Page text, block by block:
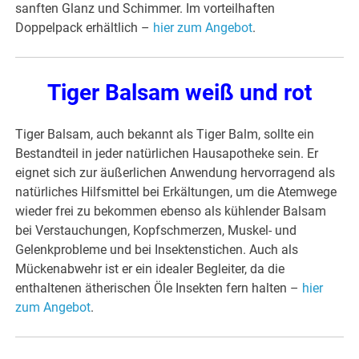
sanften Glanz und Schimmer. Im vorteilhaften
Doppelpack erhältlich – hier zum Angebot.
Tiger Balsam weiß und rot
Tiger Balsam, auch bekannt als Tiger Balm, sollte ein
Bestandteil in jeder natürlichen Hausapotheke sein. Er
eignet sich zur äußerlichen Anwendung hervorragend als
natürliches Hilfsmittel bei Erkältungen, um die Atemwege
wieder frei zu bekommen ebenso als kühlender Balsam
bei Verstauchungen, Kopfschmerzen, Muskel- und
Gelenkprobleme und bei Insektenstichen. Auch als
Mückenabwehr ist er ein idealer Begleiter, da die
enthaltenen ätherischen Öle Insekten fern halten – hier
zum Angebot.